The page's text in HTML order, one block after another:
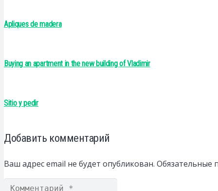
Apliques de madera
Buying an apartment in the new building of Vladimir
Sitio y pedir
Добавить комментарий
Ваш адрес email не будет опубликован. Обязательные